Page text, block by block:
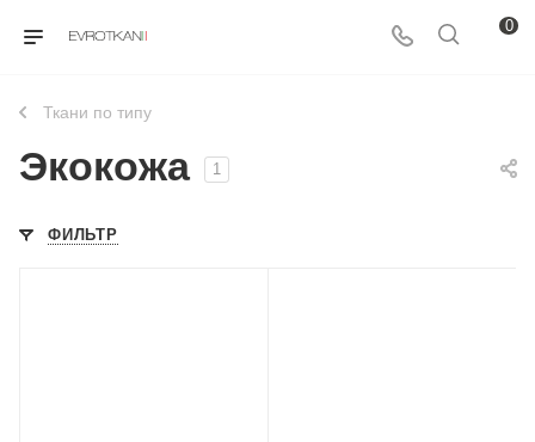
0
Ткани по типу
Экокожа 1
ФИЛЬТР